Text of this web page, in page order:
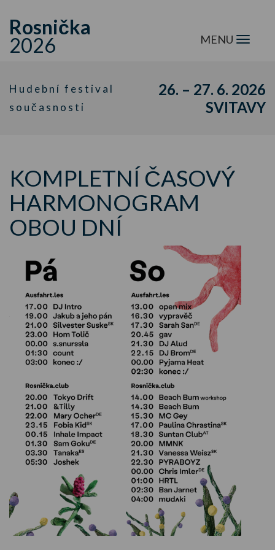
Rosnička
2026 MENU Menu
Hudební festival
současnosti
26. – 27. 6. 2026
SVITAVY
KOMPLETNÍ ČASOVÝ
HARMONOGRAM
OBOU DNÍ